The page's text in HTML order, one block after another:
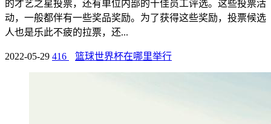
的才艺之星投票，还有单位内部的十佳员工评选。这些投票活
动，一般都伴有一些奖品奖励。为了获得这些奖励，投票候选
人也是乐此不疲的拉票，还...
2022-05-29 416 篮球世界杯在哪里举行